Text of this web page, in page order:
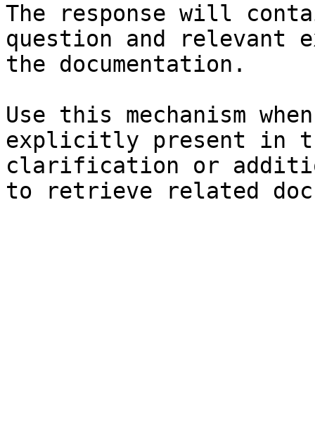
The response will
question and relevant
the documentation.
Use this mechanism
explicitly present in
clarification or